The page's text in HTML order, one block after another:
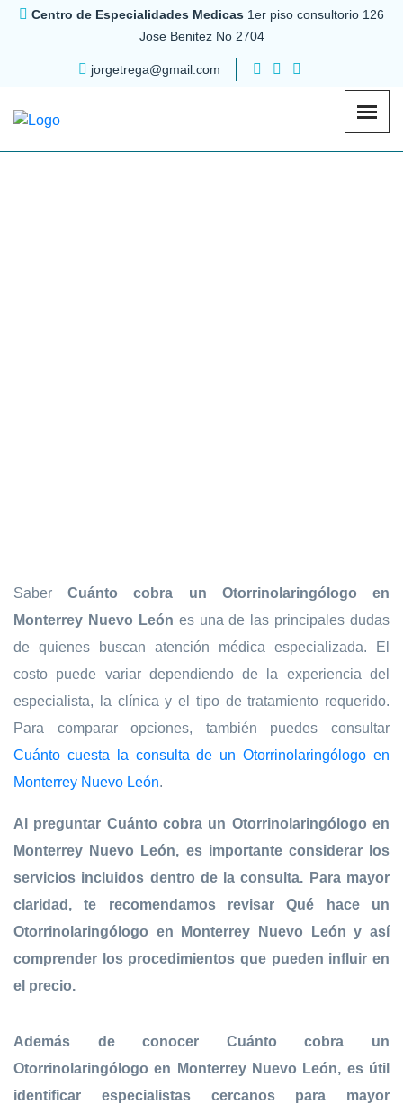
Centro de Especialidades Medicas 1er piso consultorio 126
Jose Benitez No 2704
jorgetrega@gmail.com
SaberCuánto cobra un Otorrinolaringólogo en
Monterrey Nuevo León es una de las principales dudas
de quienes buscan atención médica especializada. El
costo puede variar dependiendo de la experiencia del
especialista, la clínica y el tipo de tratamiento requerido.
Para comparar opciones, también puedes consultar
Cuánto cuesta la consulta de un Otorrinolaringólogo en
Monterrey Nuevo León.
Al preguntar Cuánto cobra un Otorrinolaringólogo en
Monterrey Nuevo León, es importante considerar los
servicios incluidos dentro de la consulta. Para mayor
claridad, te recomendamos revisarQué hace un
Otorrinolaringólogo en Monterrey Nuevo León y así
comprender los procedimientos que pueden influir en
el precio.
Además de conocer Cuánto cobra un
Otorrinolaringólogo en Monterrey Nuevo León, es útil
identificar especialistas cercanos para mayor